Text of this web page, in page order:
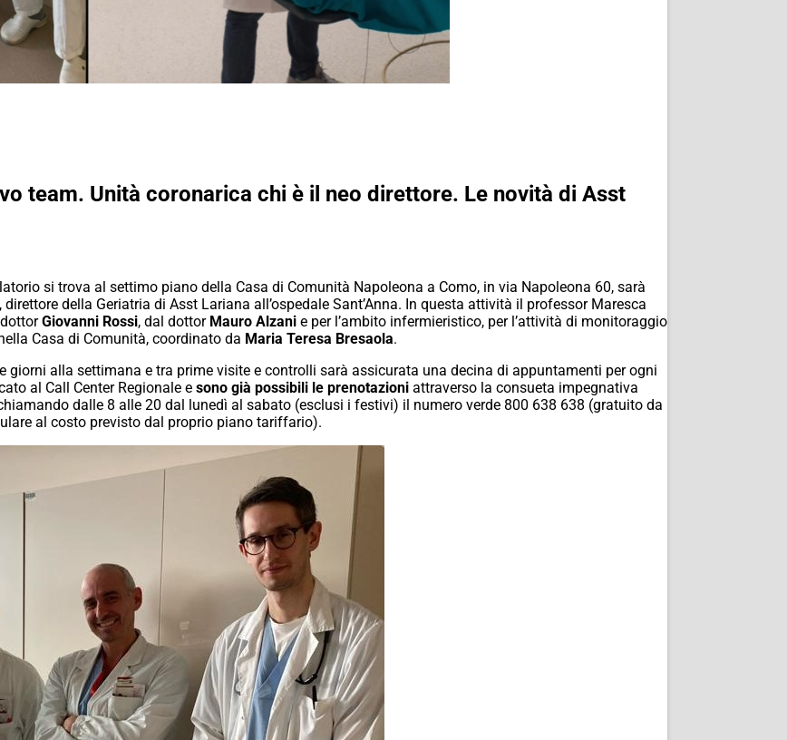
team. Unità coronarica chi è il neo direttore. Le novità di Asst
si trova al settimo piano della Casa di Comunità Napoleona a Como, in via Napoleona 60, sarà
, direttore della Geriatria di Asst Lariana all’ospedale Sant’Anna. In questa attività il professor Maresca
Giovanni Rossi, dal dottor Mauro Alzani e per l’ambito infermieristico, per l’attività di monitoraggio
Casa di Comunità, coordinato da Maria Teresa Bresaola.
giorni alla settimana e tra prime visite e controlli sarà assicurata una decina di appuntamenti per ogni
al Call Center Regionale e sono già possibili le prenotazioni attraverso la consueta impegnativa
dalle 8 alle 20 dal lunedì al sabato (esclusi i festivi) il numero verde 800 638 638 (gratuito da
al costo previsto dal proprio piano tariffario).